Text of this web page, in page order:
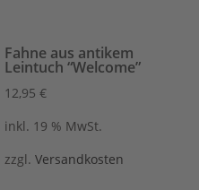
Fahne aus antikem
Leintuch “Welcome”
12,95€
inkl. 19 % MwSt.
zzgl.Versandkosten